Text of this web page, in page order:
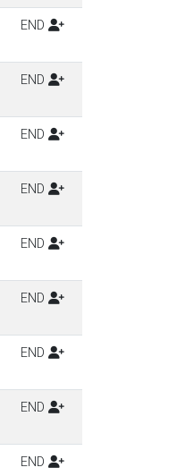
END
END
END
END
END
END
END
END
END